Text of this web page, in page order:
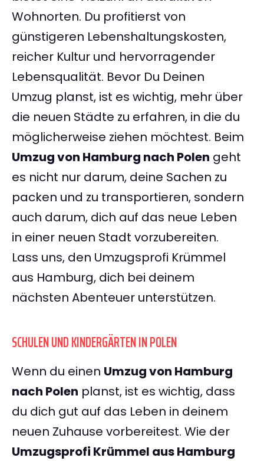
Wohnorten. Du profitierst von
günstigeren Lebenshaltungskosten,
reicher Kultur und hervorragender
Lebensqualität. Bevor Du Deinen
Umzug planst, ist es wichtig, mehr über
die neuen Städte zu erfahren, in die du
möglicherweise ziehen möchtest. Beim
Umzug von Hamburg nach Polen geht
es nicht nur darum, deine Sachen zu
packen und zu transportieren, sondern
auch darum, dich auf das neue Leben
in einer neuen Stadt vorzubereiten.
Lass uns, den Umzugsprofi Krümmel
aus Hamburg, dich bei deinem
nächsten Abenteuer unterstützen.
SCHULEN UND KINDERGÄRTEN IN POLEN
Wenn du einen Umzug von Hamburg
nach Polen planst, ist es wichtig, dass
du dich gut auf das Leben in deinem
neuen Zuhause vorbereitest. Wie der
Umzugsprofi Krümmel aus Hamburg